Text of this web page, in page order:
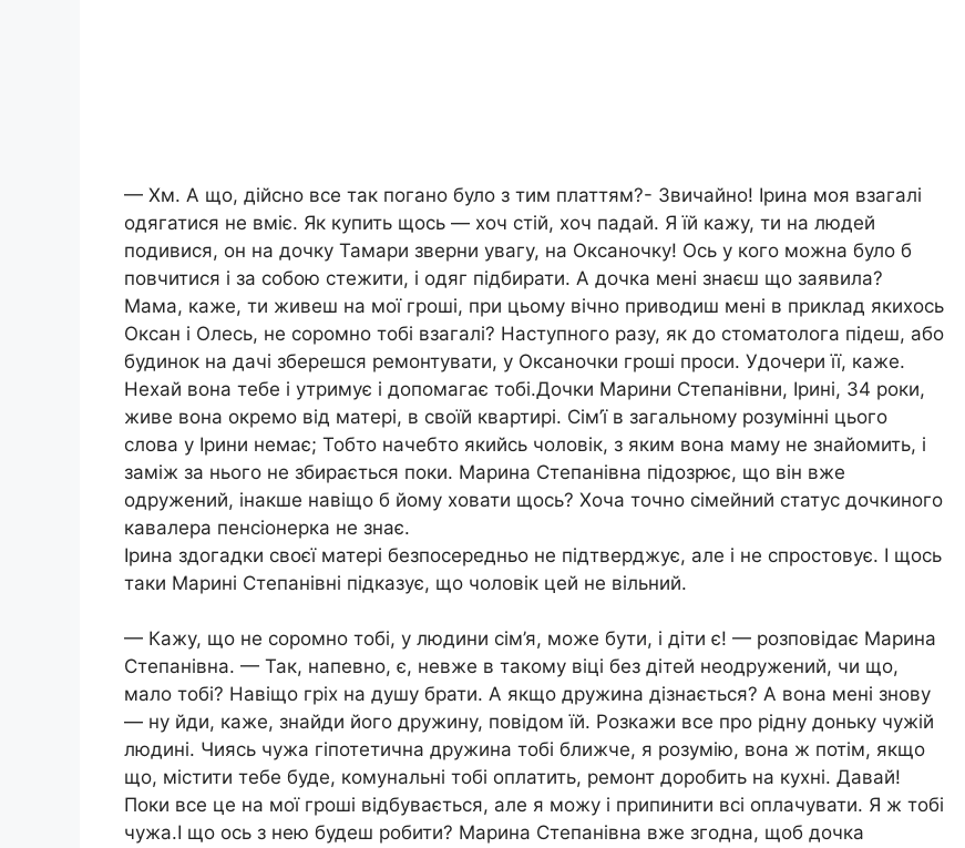
— Хм. А що, дійсно все так погано було з тим платтям?- Звичайно! Ірина моя взагалі
одягатися не вміє. Як купить щось — хоч стій, хоч падай. Я їй кажу, ти на людей
подивися, он на дочку Тамари зверни увагу, на Оксаночку! Ось у кого можна було б
повчитися і за собою стежити, і одяг підбирати. А дочка мені знаєш що заявила?
Мама, каже, ти живеш на мої гроші, при цьому вічно приводиш мені в приклад якихось
Оксан і Олесь, не соромно тобі взагалі? Наступного разу, як до стоматолога підеш, або
будинок на дачі зберешся ремонтувати, у Оксаночки гроші проси. Удочери її, каже.
Нехай вона тебе і утримує і допомагає тобі.Дочки Марини Степанівни, Ірині, 34 роки,
живе вона окремо від матері, в своїй квартирі. Сім’ї в загальному розумінні цього
слова у Ірини немає; Тобто начебто якийсь чоловік, з яким вона маму не знайомить, і
заміж за нього не збирається поки. Марина Степанівна підозрює, що він вже
одружений, інакше навіщо б йому ховати щось? Хоча точно сімейний статус дочкиного
кавалера пенсіонерка не знає.
Ірина здогадки своєї матері безпосередньо не підтверджує, але і не спростовує. І щось
таки Марині Степанівні підказує, що чоловік цей не вільний.
— Кажу, що не соромно тобі, у людини сім’я, може бути, і діти є! — розповідає Марина
Степанівна. — Так, напевно, є, невже в такому віці без дітей неодружений, чи що,
мало тобі? Навіщо гріх на душу брати. А якщо дружина дізнається? А вона мені знову
— ну йди, каже, знайди його дружину, повідом їй. Розкажи все про рідну доньку чужій
людині. Чиясь чужа гіпотетична дружина тобі ближче, я розумію, вона ж потім, якщо
що, містити тебе буде, комунальні тобі оплатить, ремонт доробить на кухні. Давай!
Поки все це на мої гроші відбувається, але я можу і припинити всі оплачувати. Я ж тобі
чужа.І що ось з нею будеш робити? Марина Степанівна вже згодна, щоб дочка